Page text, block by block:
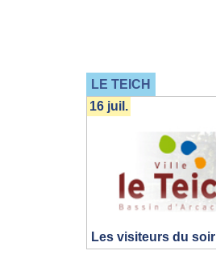
LE TEICH
Les visiteurs du soir
16 juil.